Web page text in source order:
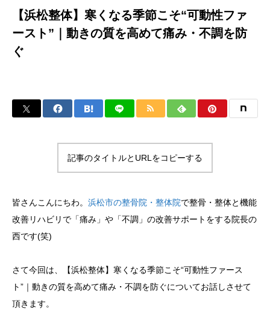
【浜松整体】寒くなる季節こそ“可動性ファ
ースト”｜動きの質を高めて痛み・不調を防
ぐ
記事のタイトルとURLをコピーする
皆さんこんにちわ。 浜松市の整骨院・整体院で整骨・整体と機能
改善リハビリで「痛み」や「不調」の改善サポートをする院長の
西です(笑)
さて今回は、【浜松整体】寒くなる季節こそ“可動性ファース
ト”｜動きの質を高めて痛み・不調を防ぐについてお話しさせて
頂きます。